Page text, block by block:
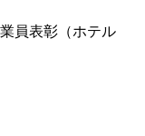
員表彰（ホテル